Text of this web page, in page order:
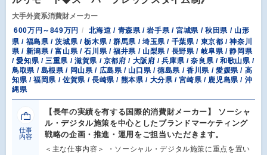
大手外資系消費財メーカー
600万円～849万円
北海道 / 青森県 / 岩手県 / 宮城県 / 秋田県 / 山形
県 / 福島県 / 茨城県 / 栃木県 / 群馬県 / 埼玉県 / 千葉県 / 東京都 / 神奈川
県 / 新潟県 / 富山県 / 石川県 / 福井県 / 山梨県 / 長野県 / 岐阜県 / 静岡県
/ 愛知県 / 三重県 / 滋賀県 / 京都府 / 大阪府 / 兵庫県 / 奈良県 / 和歌山県 /
鳥取県 / 島根県 / 岡山県 / 広島県 / 山口県 / 徳島県 / 香川県 / 愛媛県 / 高
知県 / 福岡県 / 佐賀県 / 長崎県 / 熊本県 / 大分県 / 宮崎県 / 鹿児島県 / 沖
縄県
仕事
内容
【長年の実績を有する国際的消費財メーカー】 ソーシャ
ル・デジタル施策を中心としたブランドマーケティング
戦略の企画・推進・運用をご担当いただきます。
＜主な仕事内容＞ ・ソーシャル・デジタル施策に重点を置い